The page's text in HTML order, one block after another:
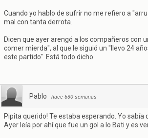
Cuando yo hablo de sufrir no me refiero a
mal con tanta derrota.
Dicen que ayer arengó a los compañeros con
comer mierda", al que le siguió un "llevo 24
este partido". Está todo dicho.
Pablo · hace 630 semanas
Pipita querido! Te estaba esperando. Yo sabía
Ayer leía por ahí que fue un gol a lo Bati y es